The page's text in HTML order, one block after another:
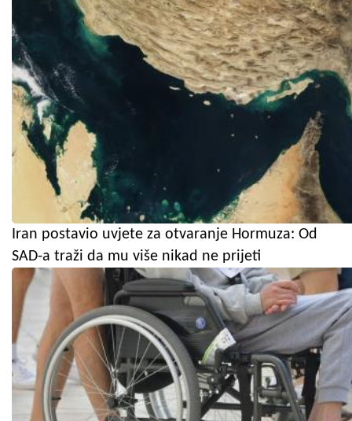
Iran postavio uvjete za otvaranje Hormuza: Od
SAD-a traži da mu više nikad ne prijeti